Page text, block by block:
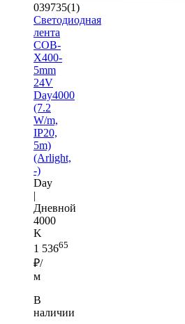
039735(1)
Светодиодная
лента
COB-
X400-
5mm
24V
Day4000
(7.2
W/m,
IP20,
5m)
(Arlight,
-)
Day
|
Дневной
4000
K
1 53665
₽/
м
В
наличии